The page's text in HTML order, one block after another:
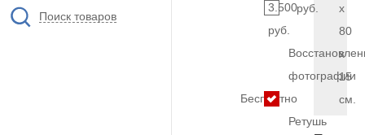
Поиск товаров
3.500
руб.
фотографии
Бесплатно
Ретушь
руб.
x
80
x
15
см.